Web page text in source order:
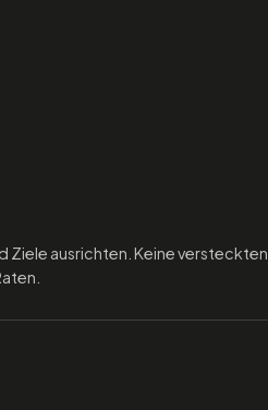
Ziele ausrichten. Keine versteckten